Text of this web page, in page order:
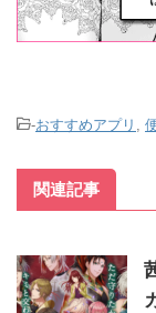
-おすすめアプリ ,
関連記事